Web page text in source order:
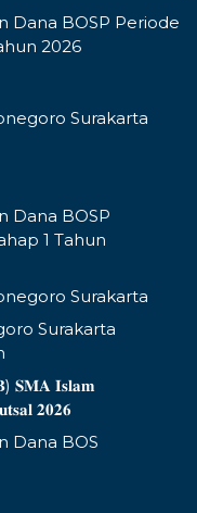
Dana BOSP Periode
2026
Surakarta
Dana BOSP
1 Tahun
Surakarta
Surakarta
𝐒𝐌𝐀 𝐈𝐬𝐥𝐚𝐦
𝟐𝟎𝟐𝟔
Dana BOS